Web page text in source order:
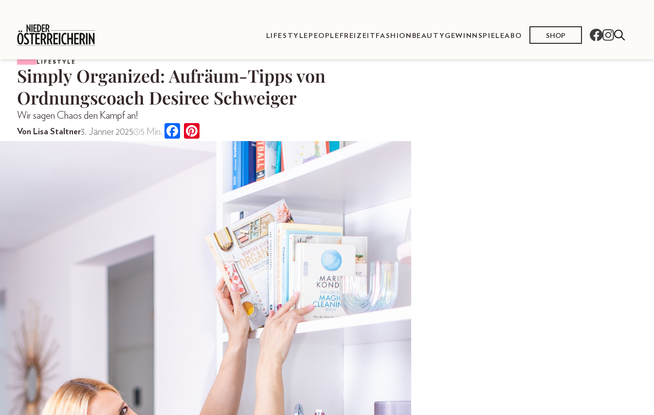
LIFESTYLE PEOPLE FREIZEIT FASHION BEAUTY GEWINNSPIELEABO SHOP
LIFESTYLE
Simply Organized: Aufräum-Tipps von
Ordnungscoach Desiree Schweiger
Wir sagen Chaos den Kampf an!
Von Lisa Staltner3. Jänner 2025 5 Min.